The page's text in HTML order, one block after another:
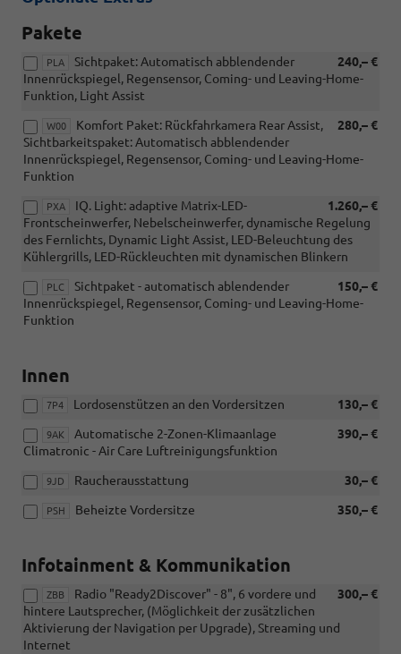
Pakete
PLA 240,– €
Sichtpaket: Automatisch abblendender
Innenrückspiegel, Regensensor, Coming- und Leaving-Home-
Funktion, Light Assist
W00 280,– €
Komfort Paket: Rückfahrkamera Rear Assist,
Sichtbarkeitspaket: Automatisch abblendender
Innenrückspiegel, Regensensor, Coming- und Leaving-Home-
Funktion
PXA 1.260,– €
IQ. Light: adaptive Matrix-LED-
Frontscheinwerfer, Nebelscheinwerfer, dynamische Regelung
des Fernlichts, Dynamic Light Assist, LED-Beleuchtung des
Kühlergrills, LED-Rückleuchten mit dynamischen Blinkern
PLC 150,– €
Sichtpaket - automatisch ablendender
Innenrückspiegel, Regensensor, Coming- und Leaving-Home-
Funktion
Innen
7P4 130,– €
Lordosenstützen an den Vordersitzen
9AK 390,– €
Automatische 2-Zonen-Klimaanlage
Climatronic - Air Care Luftreinigungsfunktion
9JD 30,– €
Raucherausstattung
PSH 350,– €
Beheizte Vordersitze
Infotainment & Kommunikation
ZBB 300,– €
Radio "Ready2Discover" - 8", 6 vordere und
hintere Lautsprecher, (Möglichkeit der zusätzlichen
Aktivierung der Navigation per Upgrade), Streaming und
Internet